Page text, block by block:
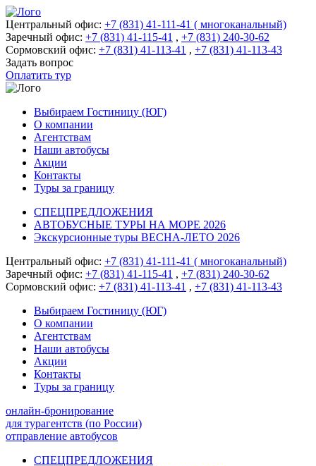
Центральный офис: +7 (831) 41-111-41 ( многоканальный)
Заречный офис: +7 (831) 41-115-41 , +7 (831) 240-30-62
Сормовский офис: +7 (831) 41-113-41 , +7 (831) 41-113-43
Задать вопрос
Оплатить тур
Выбираем Гостиницу (ЮГ)
О компании
Агентствам
Наши автобусы
Акции
Контакты
Туры за границу
СПЕЦПРЕДЛОЖЕНИЯ
АВТОБУСНЫЕ ТУРЫ НА МОРЕ 2026
Экскурсионные туры ВЕСНА-ЛЕТО 2026
Центральный офис: +7 (831) 41-111-41 ( многоканальный)
Заречный офис: +7 (831) 41-115-41 , +7 (831) 240-30-62
Сормовский офис: +7 (831) 41-113-41 , +7 (831) 41-113-43
Выбираем Гостиницу (ЮГ)
О компании
Агентствам
Наши автобусы
Акции
Контакты
Туры за границу
онлайн-бронирование
для турагентств (по России)
отправление автобусов
СПЕЦПРЕДЛОЖЕНИЯ